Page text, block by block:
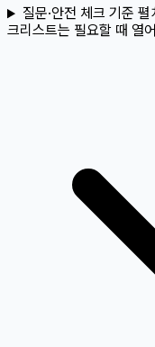
질문·안전 체크 기준 펼
크리스트는 필요할 때 열